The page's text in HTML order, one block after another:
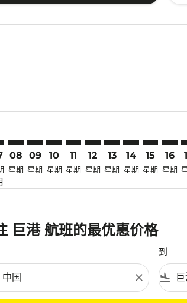
08
星期
09
星期
10
星期
11
星期
12
星期
13
星期
14
星期
15
星期
16
星期
巨港 航班的最优惠价格
close
到
flight_land